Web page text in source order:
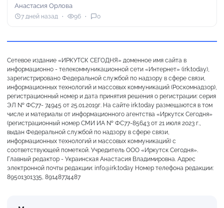
Анастасия Орлова
7 дней назад 96 0
Сетевое издание «ИРКУТСК СЕГОДНЯ» доменное имя сайта в
информационно - телекоммуникационной сети «Интернет» (irk.today),
зарегистрировано Федеральной службой по надзору в сфере связи,
информационных технологий и массовых коммуникаций (Роскомнадзор),
регистрационный номер и дата принятия решения о регистрации: серия
ЭЛ № ФС77- 74945 от 25.01.2019г. На сайте irk.today размещаются в том
числе и материалы от информационного агентства «Иркутск Сегодня»
(регистрационный номер СМИ ИА № ФС77-85643 от 21 июля 2023 г.,
выдан Федеральной службой по надзору в сфере связи,
информационных технологий и массовых коммуникаций) с
соответствующей пометкой. Учредитель ООО «Иркутск Сегодня».
Главный редактор - Украинская Анастасия Владимировна. Адрес
электронной почты редакции: info@irk.today Номер телефона редакции:
89501301335, 89148774487